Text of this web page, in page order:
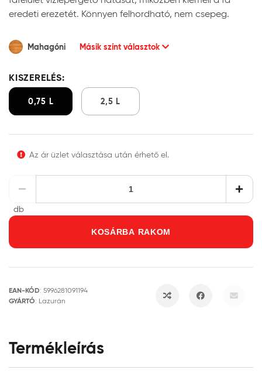
eredeti erezetét. Könnyen felhordható, nem csepeg.
Mahagóni Másik színt választok
KISZERELÉS:
0,75 L 2,5 L
Az ár üzlet választása után érhető el.
db
KOSÁRBA RAKOM
EAN-KÓD: 5996281091194
GYÁRTÓ: Lazurán
Termékleírás